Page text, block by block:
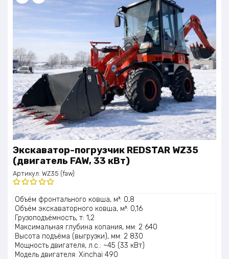
Экскаватор-погрузчик REDSTAR WZ35
(двигатель FAW, 33 кВт)
Артикул: WZ35 (faw)
Оценка
5.00из 5
Объём фронтального ковша, м³: 0,8
Объём экскаваторного ковша, м³: 0,16
Грузоподъёмность, т: 1,2
Максимальная глубина копания, мм: 2 640
Высота подъёма (выгрузки), мм: 2 830
Мощность двигателя, л.с.: ~45 (33 кВт)
Модель двигателя: Xinchai 490